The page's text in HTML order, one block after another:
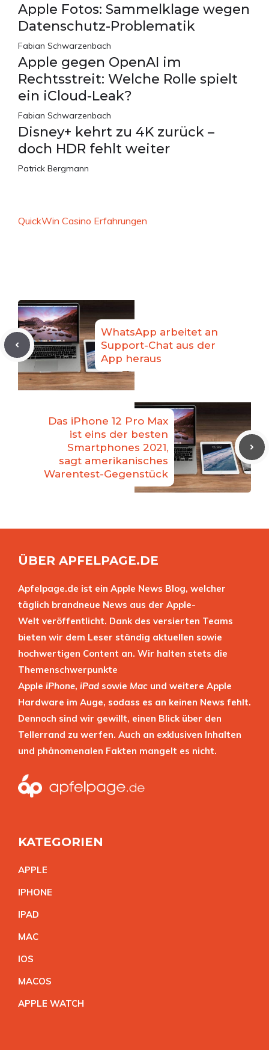
Apple Fotos: Sammelklage wegen
Datenschutz-Problematik
Fabian Schwarzenbach
Apple gegen OpenAI im
Rechtsstreit: Welche Rolle spielt
ein iCloud-Leak?
Fabian Schwarzenbach
Disney+ kehrt zu 4K zurück –
doch HDR fehlt weiter
Patrick Bergmann
QuickWin Casino Erfahrungen
WhatsApp arbeitet an
Support-Chat aus der
App heraus
Das iPhone 12 Pro Max
ist eins der besten
Smartphones 2021,
sagt amerikanisches
Warentest-Gegenstück
ÜBER APFELPAGE.DE
Apfelpage.de ist ein Apple News Blog, welcher
täglich brandneue News aus der Apple-
Welt veröffentlicht. Dank des versierten Teams
bieten wir dem Leser ständig aktuellen sowie
hochwertigen Content an. Wir halten stets die
Themenschwerpunkte
Apple iPhone, iPad sowie Mac und weitere Apple
Hardware im Auge, sodass es an keinen News fehlt.
Dennoch sind wir gewillt, einen Blick über den
Tellerrand zu werfen. Auch an exklusiven Inhalten
und phänomenalen Fakten mangelt es nicht.
KATEGORIEN
APPLE
IPHONE
IPAD
MAC
IOS
MACOS
APPLE WATCH